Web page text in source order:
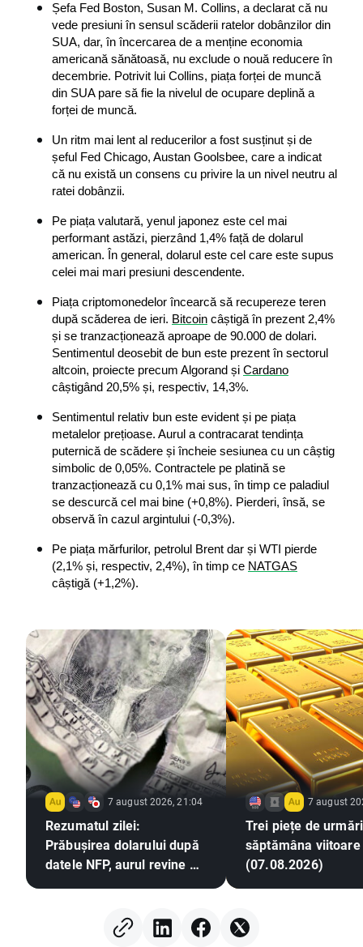
Șefa Fed Boston, Susan M. Collins, a declarat că nu
vede presiuni în sensul scăderii ratelor dobânzilor din
SUA, dar, în încercarea de a menține economia
americană sănătoasă, nu exclude o nouă reducere în
decembrie. Potrivit lui Collins, piața forței de muncă
din SUA pare să fie la nivelul de ocupare deplină a
forței de muncă.
Un ritm mai lent al reducerilor a fost susținut și de
șeful Fed Chicago, Austan Goolsbee, care a indicat
că nu există un consens cu privire la un nivel neutru al
ratei dobânzii.
Pe piața valutară, yenul japonez este cel mai
performant astăzi, pierzând 1,4% față de dolarul
american. În general, dolarul este cel care este supus
celei mai mari presiuni descendente.
Piața criptomonedelor încearcă să recupereze teren
după scăderea de ieri. Bitcoin câștigă în prezent 2,4%
și se tranzacționează aproape de 90.000 de dolari.
Sentimentul deosebit de bun este prezent în sectorul
altcoin, proiecte precum Algorand și Cardano
câștigând 20,5% și, respectiv, 14,3%.
Sentimentul relativ bun este evident și pe piața
metalelor prețioase. Aurul a contracarat tendința
puternică de scădere și încheie sesiunea cu un câștig
simbolic de 0,05%. Contractele pe platină se
tranzacționează cu 0,1% mai sus, în timp ce paladiul
se descurcă cel mai bine (+0,8%). Pierderi, însă, se
observă în cazul argintului (-0,3%).
Pe piața mărfurilor, petrolul Brent dar și WTI pierde
(2,1% și, respectiv, 2,4%), în timp ce NATGAS
câștigă (+1,2%).
7 august 2026, 21:04
Rezumatul zilei:
Prăbușirea dolarului după
datele NFP, aurul revine pe
7 august
Trei piețe de
săptămâna viitoare
(07.08.2026)